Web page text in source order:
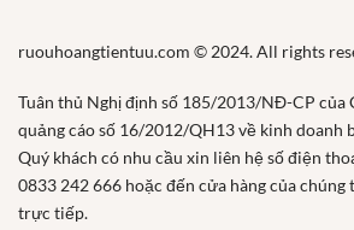
ruouhoangtientuu.com © 2024. All rights
Tuân thủ Nghị định số 185/2013/NĐ-CP của
quảng cáo số 16/2012/QH13 về kinh doanh
Quý khách có nhu cầu xin liên hệ số điện
0833 242 666 hoặc đến cửa hàng của
trực tiếp.